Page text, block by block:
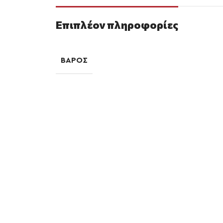
Επιπλέον πληροφορίες
ΒΆΡΟΣ